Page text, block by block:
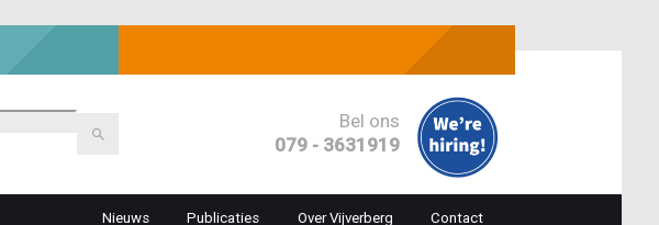
Bel ons
079 - 3631919
Nieuws Publicaties Over Vijverberg Contact